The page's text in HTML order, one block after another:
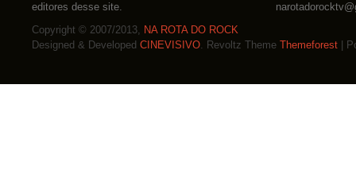
editores desse site.
Copyright © 2007/2013, NA ROTA DO ROCK
Designed & Developed CINEVISIVO. Revoltz Theme Themeforest |